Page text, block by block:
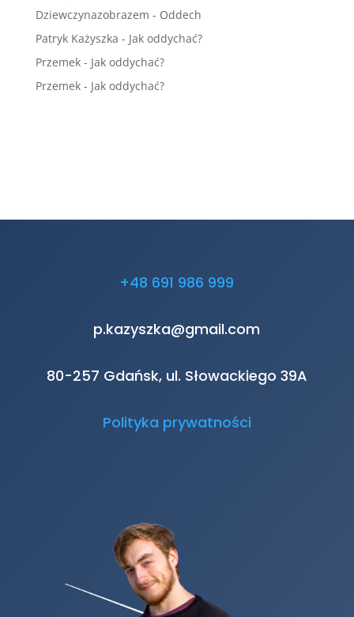
Dziewczynazobrazem - Oddech
Patryk Każyszka - Jak oddychać?
Przemek- Jak oddychać?
Przemek- Jak oddychać?
+48 691 986 999
p.kazyszka@gmail.com
80-257 Gdańsk, ul. Słowackiego 39A
Polityka prywatności